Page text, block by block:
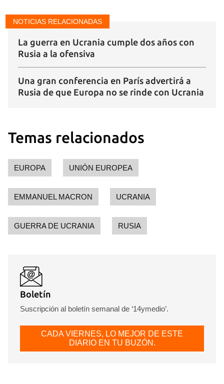
NOTICIAS RELACIONADAS
La guerra en Ucrania cumple dos años con
Rusia a la ofensiva
Una gran conferencia en París advertirá a
Rusia de que Europa no se rinde con Ucrania
Temas relacionados
EUROPA UNIÓN EUROPEA
EMMANUEL MACRON UCRANIA
GUERRA DE UCRANIA RUSIA
Boletín
Suscripción al boletín semanal de ‘14ymedio’.
CADA VIERNES, LO MEJOR DE ESTE
DIARIO EN TU BUZÓN.